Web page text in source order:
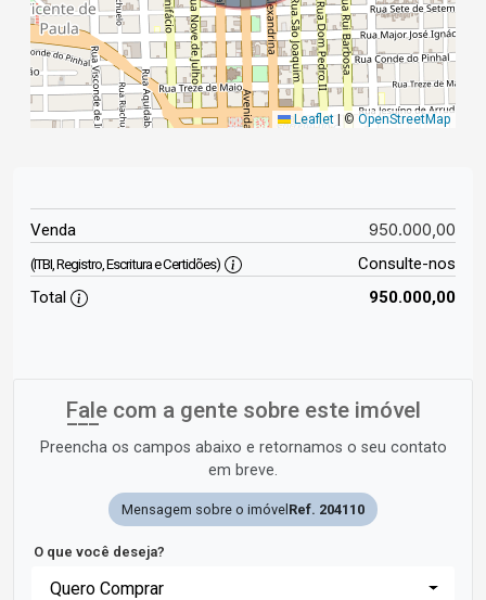
Leaflet | © OpenStreetMap
Venda 950.000,00
(ITBI, Registro, Escritura e Certidões)
Consulte-nos
Total
950.000,00
Fale com a gente sobre este imóvel
Preencha os campos abaixo e retornamos o seu contato
em breve.
Mensagem sobre o imóvelRef. 204110
O que você deseja?
Quero Comprar